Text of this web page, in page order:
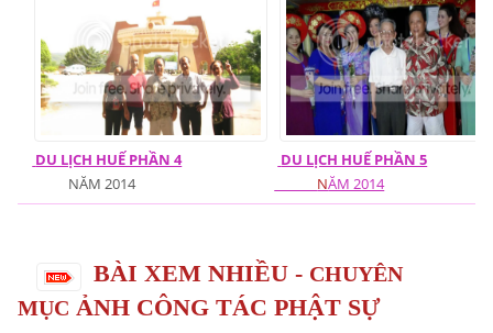
DU LỊCH HUẾ PHẦN 4
NĂM 2014
DU LỊCH HUẾ PHẦN 5
NĂM 2014
BÀI XEM NHIỀU - CHUYÊN
MỤC ẢNH CÔNG TÁC PHẬT SỰ